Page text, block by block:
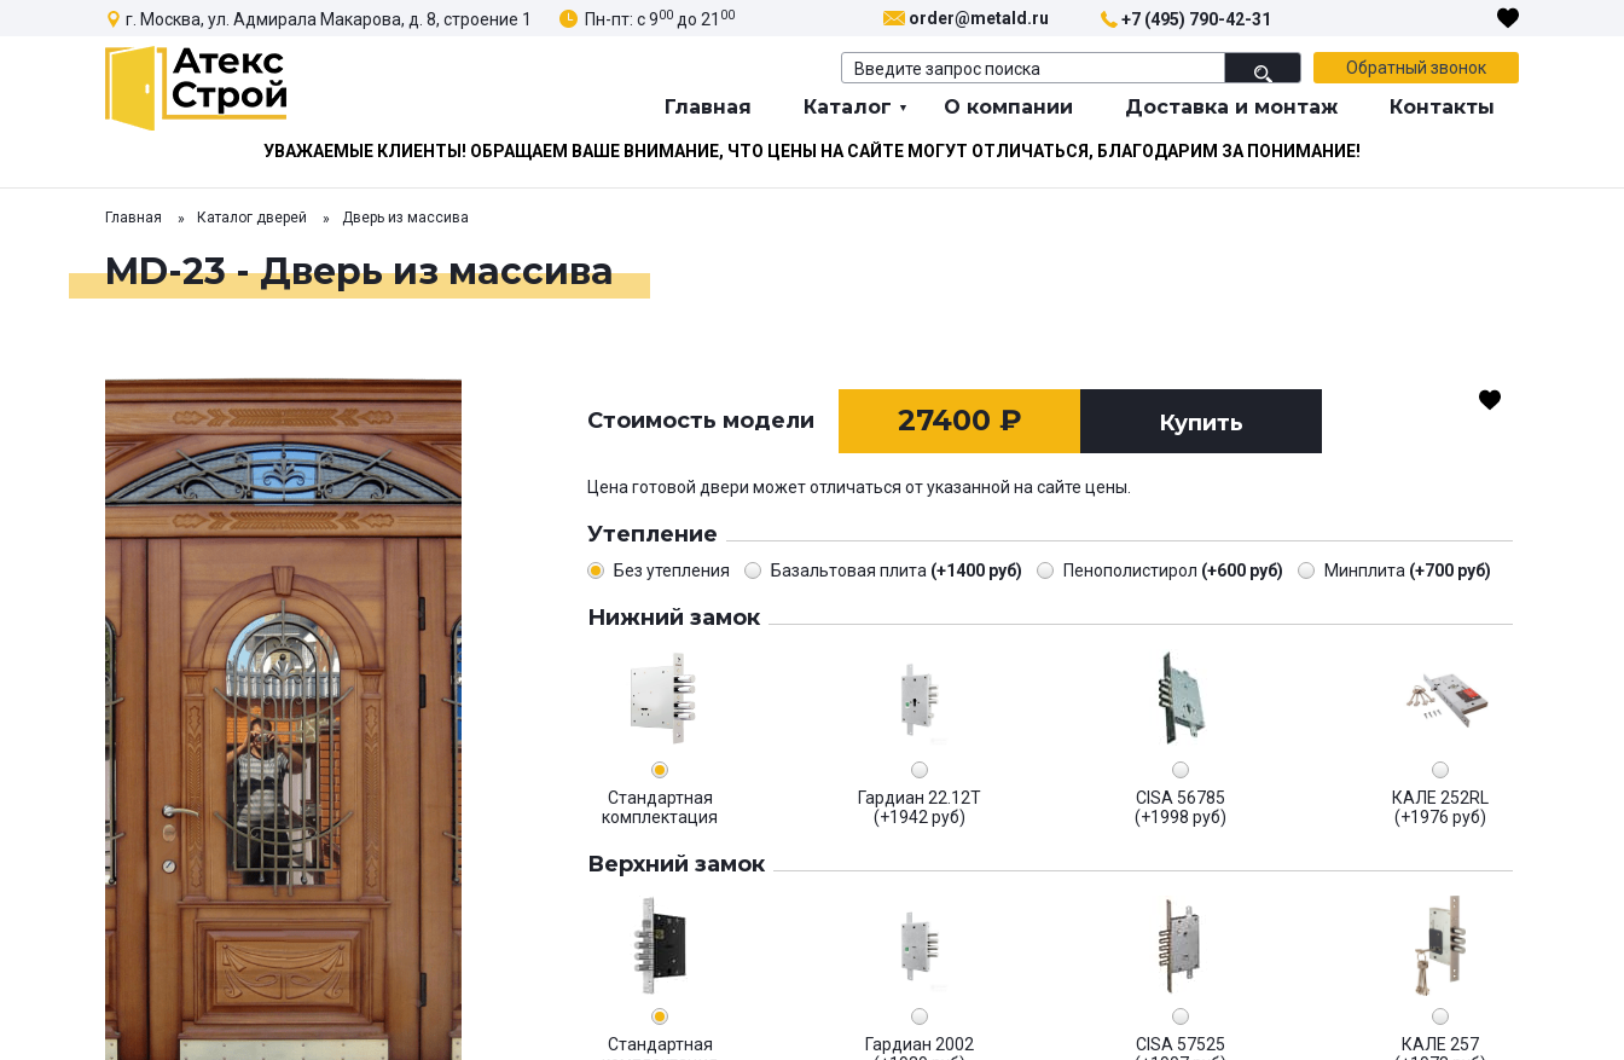
г. Москва, ул. Адмирала Макарова, д. 8, строение 1 Пн-пт: с 900 до 21 00 order@metald.ru +7 (495) 790-42-31
Обратный звонок
Главная Каталог О компании Доставка и монтаж Контакты
УВАЖАЕМЫЕ КЛИЕНТЫ! ОБРАЩАЕМ ВАШЕ ВНИМАНИЕ, ЧТО ЦЕНЫ НА САЙТЕ МОГУТ ОТЛИЧАТЬСЯ, БЛАГОДАРИМ ЗА ПОНИМАНИЕ!
Главная Каталог дверей Дверь из массива
MD-23 - Дверь из массива
Стоимость модели 27400 ₽ Купить
Цена готовой двери может отличаться от указанной на сайте цены.
Утепление
Без утепления Базальтовая плита (+1400 руб) Пенополистирол (+600 руб) Минплита (+700 руб)
Нижний замок
Стандартная
комплектация
Гардиан 22.12Т
(+1942 руб)
CISA 56785
(+1998 руб)
КАЛЕ 252RL
(+1976 руб)
Верхний замок
Стандартная
Гардиан 2002
CISA 57525
КАЛЕ 257